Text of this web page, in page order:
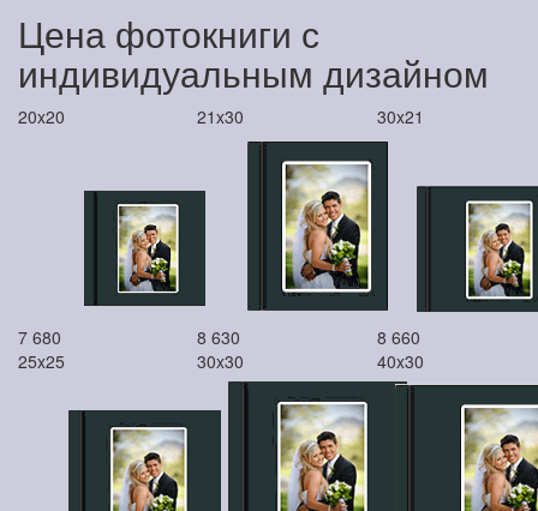
Цена фотокниги с
индивидуальным дизайном
20x20
7 680
21x30
8 630
30x21
8 660
25x25
30x30 40x30